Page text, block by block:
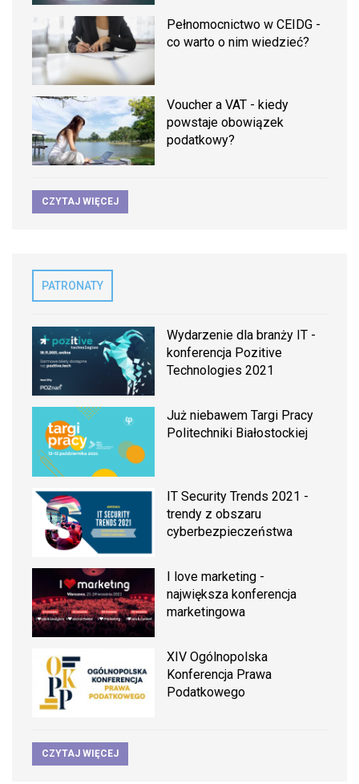
Pełnomocnictwo w CEIDG -
co warto o nim wiedzieć?
Voucher a VAT - kiedy
powstaje obowiązek
podatkowy?
CZYTAJ WIĘCEJ
PATRONATY
Wydarzenie dla branży IT -
konferencja Pozitive
Technologies 2021
Już niebawem Targi Pracy
Politechniki Białostockiej
IT Security Trends 2021 -
trendy z obszaru
cyberbezpieczeństwa
I love marketing -
największa konferencja
marketingowa
XIV Ogólnopolska
Konferencja Prawa
Podatkowego
CZYTAJ WIĘCEJ